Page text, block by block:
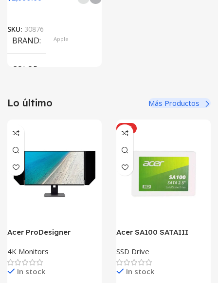
SKU: 30876
BRAND Apple
COLOR
155×312.6x221x2 mm
Lo último Más Productos
Acer ProDesigner
4K Monitors
In stock
HOT
Acer SA100 SATAIII
SSD Drive
In stock